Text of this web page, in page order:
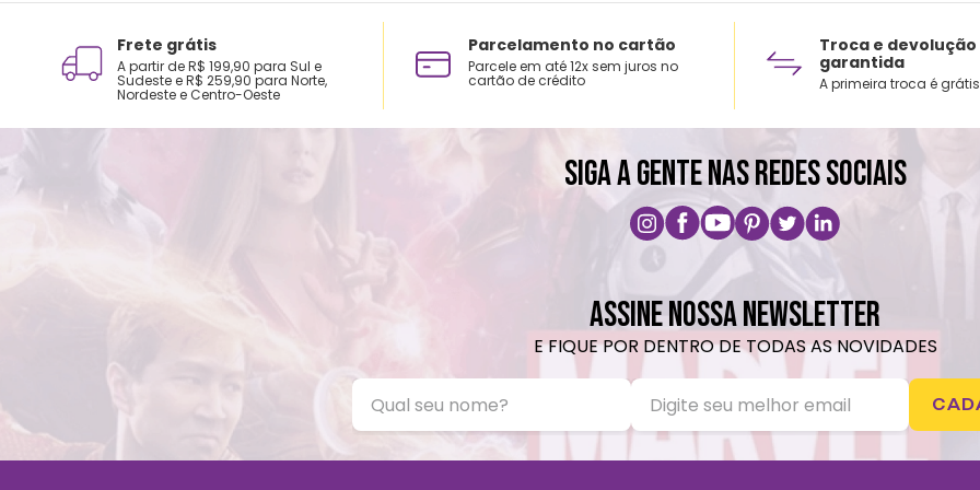
“Ohana quer dizer família. Família quer dizer nunca abandonar ou esquecer”.
Quem nunca ouviu essa frase, não é mesmo? Entretanto, o que muitos não sabem, é que ela
Lilo & Stitch (2002)
Este primeiro longa-metragem conta a história de Lilo, uma garota havaiana e órfã, de cinco
menina gosta de cuidar de animais abandonados, coletar lixo reciclável nas praias, alimentar
reviravolta no dia que ela adota um cachorro, que na verdade é o Experimento 626, um
Jookiba com o objetivo de destruir tudo ao seu redor. Então, as duas irmãs têm a difícil tarefa
ao novo “cachorrinho”.
Stitch! O filme (2003)
Frete grátis
A partir de R$ 199,90 para Sul e
Sudeste e R$ 259,90 para Norte,
Nordeste e Centro-Oeste
Parcelamento no cartão
Parcele em até 12x sem juros no
cartão de crédito
Troca e devolução
garantida
A primeira troca é grátis
SIGA A GENTE NAS REDES SOCIAIS
ASSINE NOSSA NEWSLETTER
E FIQUE POR DENTRO DE TODAS AS NOVIDADES